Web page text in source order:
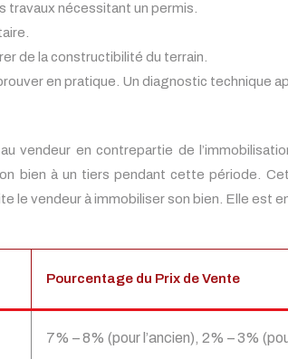
travaux nécessitant un permis.
de la constructibilité du terrain.
en pratique. Un diagnostic technique
vendeur en contrepartie de
bien à un tiers pendant cette période.
le vendeur à immobiliser son bien. Elle est
Pourcentage du Prix de Vente
7% – 8% (pour l’ancien), 2% – 3%